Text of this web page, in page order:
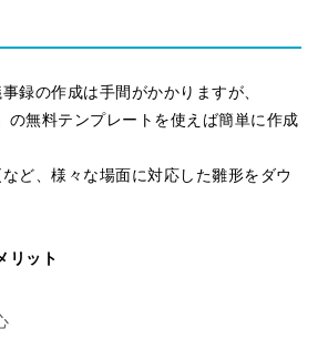
録の作成は手間がかかりますが、
の無料テンプレートを使えば簡単に作成
ど、様々な場面に対応した雛形をダウ
リット